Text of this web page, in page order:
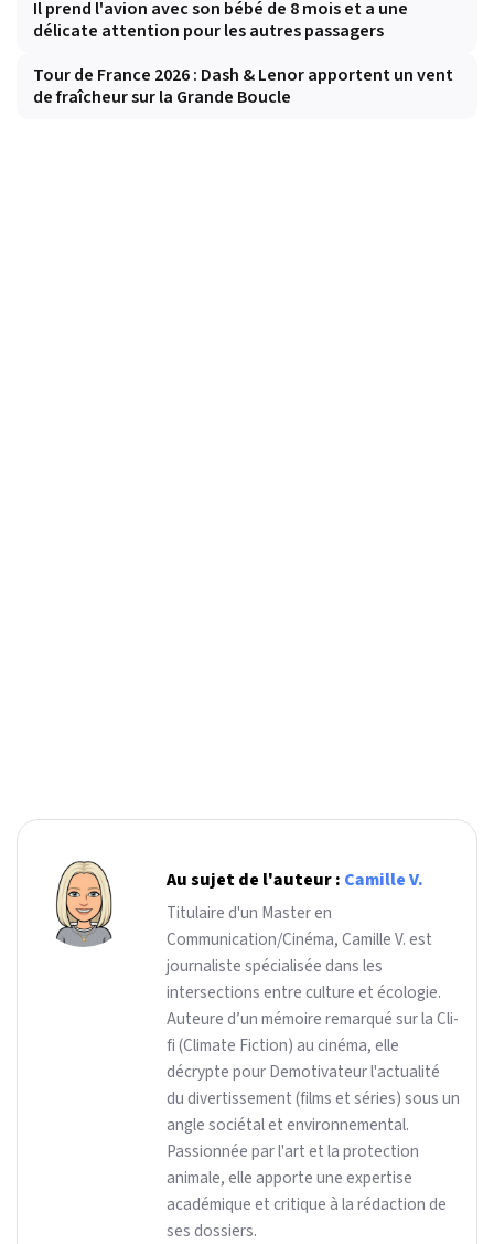
Il prend l'avion avec son bébé de 8 mois et a une
délicate attention pour les autres passagers
Tour de France 2026 : Dash & Lenor apportent un vent
de fraîcheur sur la Grande Boucle
Au sujet de l'auteur : Camille V.
Titulaire d'un Master en
Communication/Cinéma, Camille V. est
journaliste spécialisée dans les
intersections entre culture et écologie.
Auteure d’un mémoire remarqué sur la Cli-
fi (Climate Fiction) au cinéma, elle
décrypte pour Demotivateur l'actualité
du divertissement (films et séries) sous un
angle sociétal et environnemental.
Passionnée par l'art et la protection
animale, elle apporte une expertise
académique et critique à la rédaction de
ses dossiers.